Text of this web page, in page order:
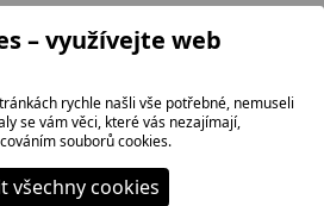
– využívejte web
rychle našli vše potřebné, nemuseli
se vám věci, které vás nezajímají,
souborů cookies.
všechny cookies